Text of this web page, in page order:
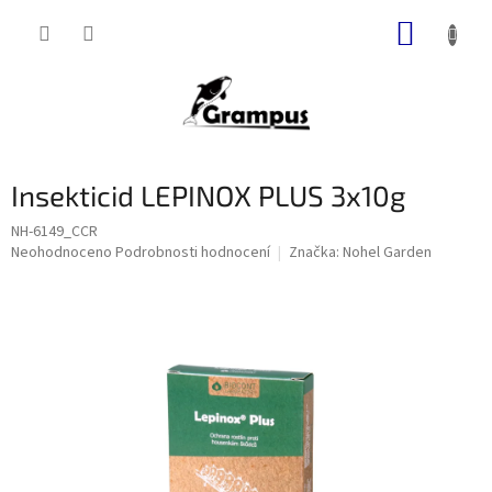
Insekticid LEPINOX PLUS 3x10g
NH-6149_CCR
Průměrné
Neohodnoceno Podrobnosti hodnocení Značka: Nohel Garden